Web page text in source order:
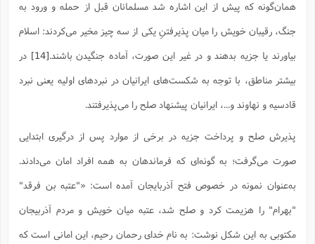
همان‌گونه که پیش از این اشاره شد مسلمانان قبل از حمله و ورود به
جنگ، رقیبان خویش را میان پذیرفتنِ یکی از سه چیز مخیر می‌کردند: اسلام
بیاورند یا جزیه بدهند و در غیر این صورت، آماده جنگیدن باشند.[14]
در
بیشتر مناطق، با توجه به شکست‌های ایرانیان در نبرد‌های اولیه یعنی نبرد
قادسیه و نهاوند و...، ایرانیان پیشنهاد صلح را می‌پذیرفتند.
پذیرش صلح و پرداخت جزیه در برخی از موارد پس از درگیری ابتدایی
صورت می‌گرفت؛ به گونه‌ای که فرماندهان به همه افراد امان می‌دادند.
به‌عنوان نمونه در خصوص فتح آذربایجان آمده است: «"عتبه بن فرقد"
"بهرام" را هزیمت کرد و صلح شد، عتبه میان خویش و مردم آذربیجان
مکتوبى به این شکل نوشت: به نام خداى رحمان رحیم، این امانی است که